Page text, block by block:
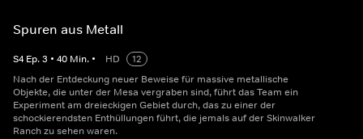
Spuren aus Metall
S4 Ep.3 • 40 Min. • HD
12
Nach der Entdeckung neuer Beweise für massive metallische
Objekte, die unter der Mesa vergraben sind, führt das Team ein
Experiment am dreieckigen Gebiet durch, das zu einer der
schockierendsten Enthüllungen führt, die jemals auf der Skinwalker
Ranch zu sehen waren.